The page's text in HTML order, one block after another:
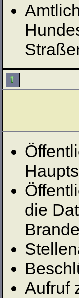
die
Aufruf